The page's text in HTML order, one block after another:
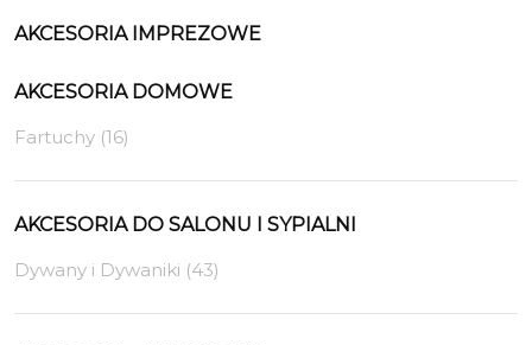
AKCESORIA IMPREZOWE
AKCESORIA DOMOWE
Fartuchy (16)
AKCESORIA DO SALONU I SYPIALNI
Dywany i Dywaniki (43)